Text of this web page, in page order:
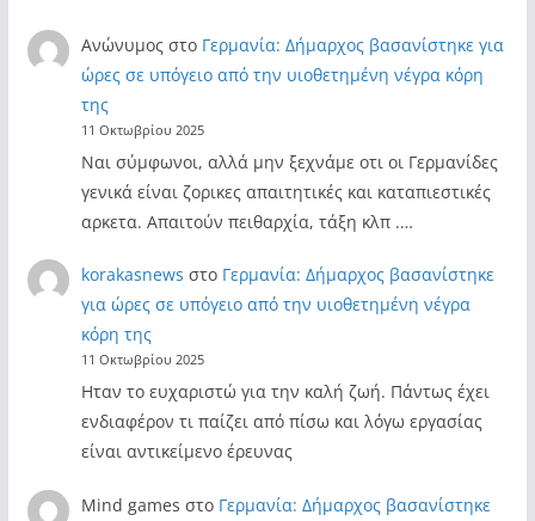
Ανώνυμος στο Γερμανία: Δήμαρχος βασανίστηκε για
ώρες σε υπόγειο από την υιοθετημένη νέγρα κόρη
της
11 Οκτωβρίου 2025
Ναι σύμφωνοι, αλλά μην ξεχνάμε οτι οι Γερμανίδες
γενικά είναι ζορικες απαιτητικές και καταπιεστικές
αρκετα. Απαιτούν πειθαρχία, τάξη κλπ .…
korakasnews στο Γερμανία: Δήμαρχος βασανίστηκε
για ώρες σε υπόγειο από την υιοθετημένη νέγρα
κόρη της
11 Οκτωβρίου 2025
Ηταν το ευχαριστώ για την καλή ζωή. Πάντως έχει
ενδιαφέρον τι παίζει από πίσω και λόγω εργασίας
είναι αντικείμενο έρευνας
Mind games στο Γερμανία: Δήμαρχος βασανίστηκε